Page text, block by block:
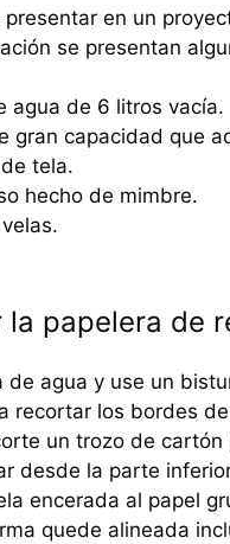
en un
se presentan
agua de 6 litros vacía.
gran capacidad que
tela.
hecho de mimbre.
la papelera de
de agua y use un
recortar los bordes
un trozo de
desde la parte
encerada al papel
quede alineada